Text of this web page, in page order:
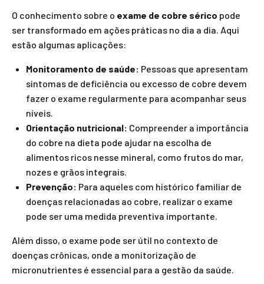
O conhecimento sobre o exame de cobre sérico pode
ser transformado em ações práticas no dia a dia. Aqui
estão algumas aplicações:
Monitoramento de saúde: Pessoas que apresentam
sintomas de deficiência ou excesso de cobre devem
fazer o exame regularmente para acompanhar seus
níveis.
Orientação nutricional: Compreender a importância
do cobre na dieta pode ajudar na escolha de
alimentos ricos nesse mineral, como frutos do mar,
nozes e grãos integrais.
Prevenção: Para aqueles com histórico familiar de
doenças relacionadas ao cobre, realizar o exame
pode ser uma medida preventiva importante.
Além disso, o exame pode ser útil no contexto de
doenças crônicas, onde a monitorização de
micronutrientes é essencial para a gestão da saúde.